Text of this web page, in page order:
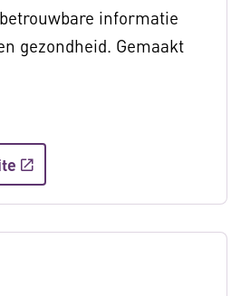
informatie
gezondheid. Gemaakt